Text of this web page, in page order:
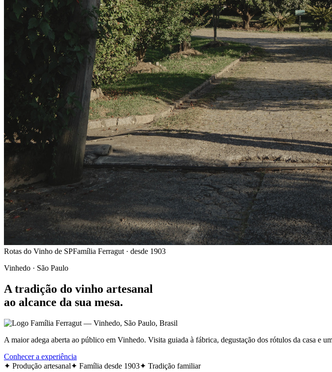
Rotas do Vinho de SPFamília Ferragut · desde 1903
Vinhedo · São Paulo
A tradição do vinho artesanal
ao alcance da sua mesa.
A maior adega aberta ao público em Vinhedo. Visita guiada à fábrica, degustação dos rótulos da casa e
Conhecer a experiência
✦ Produção artesanal✦ Família desde 1903✦ Tradição familiar